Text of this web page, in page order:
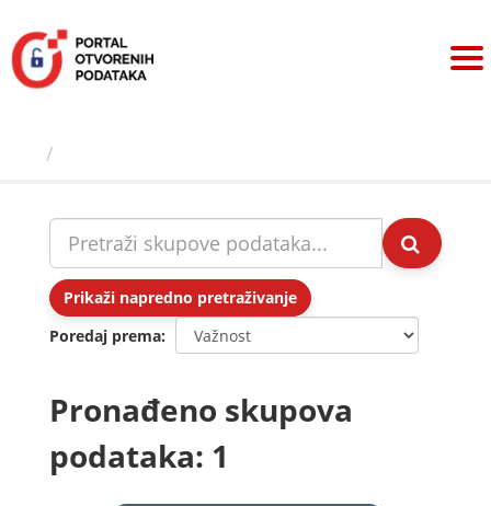
sadržaj
Prikaži napredno pretraživanje
Poredaj prema
Pronađeno skupova
podataka: 1